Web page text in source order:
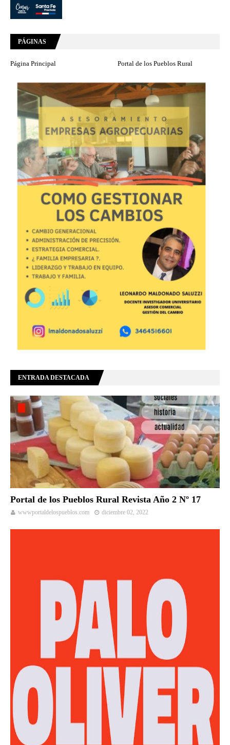
PÁGINAS
Página Principal Portal de los Pueblos Rural
ENTRADA DESTACADA
Portal de los Pueblos Rural Revista Año 2 Nº 17
wwwportaldelospueblos.com diciembre 02, 2022